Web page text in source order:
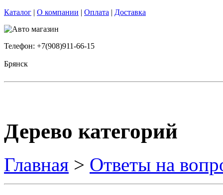
Каталог | О компании | Оплата | Доставка
Телефон: +7(908)911-66-15
Брянск
Дерево категорий
Главная > Ответы на